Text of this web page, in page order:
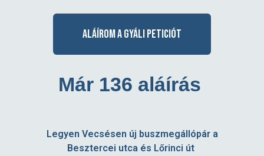
Aláírom a gyáli peticiót
Már 136 aláírás
Legyen Vecsésen új buszmegállópár a
Besztercei utca és Lőrinci út